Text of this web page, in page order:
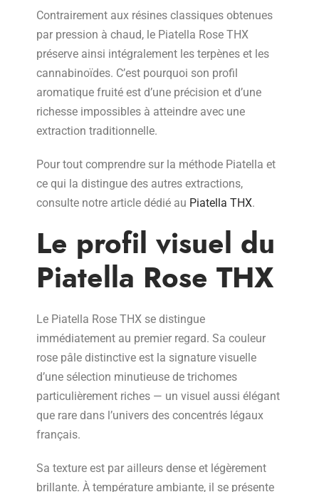
Contrairement aux résines classiques obtenues
par pression à chaud, le Piatella Rose THX
préserve ainsi intégralement les terpènes et les
cannabinoïdes. C’est pourquoi son profil
aromatique fruité est d’une précision et d’une
richesse impossibles à atteindre avec une
extraction traditionnelle.
Pour tout comprendre sur la méthode Piatella et
ce qui la distingue des autres extractions,
consulte notre article dédié au Piatella THX.
Le profil visuel du
Piatella Rose THX
Le Piatella Rose THX se distingue
immédiatement au premier regard. Sa couleur
rose pâle distinctive est la signature visuelle
d’une sélection minutieuse de trichomes
particulièrement riches — un visuel aussi élégant
que rare dans l’univers des concentrés légaux
français.
Sa texture est par ailleurs dense et légèrement
brillante. À température ambiante, il se présente